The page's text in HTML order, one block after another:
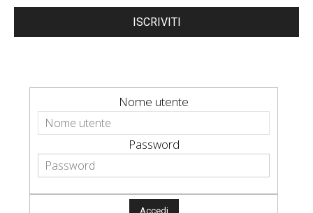
ISCRIVITI
Nome utente
Password